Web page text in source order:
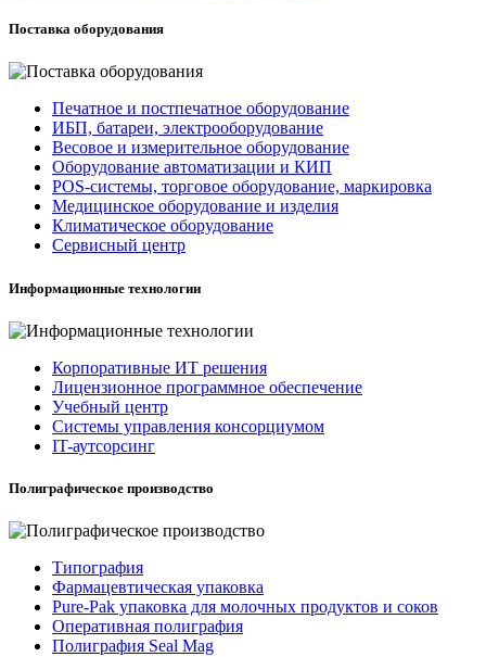
Поставка оборудования
Печатное и постпечатное оборудование
ИБП, батареи, электрооборудование
Весовое и измерительное оборудование
Оборудование автоматизации и КИП
POS-системы, торговое оборудование, маркировка
Медицинское оборудование и изделия
Климатическое оборудование
Сервисный центр
Информационные технологии
Корпоративные ИТ решения
Лицензионное программное обеспечение
Учебный центр
Системы управления консорциумом
IT-аутсорсинг
Полиграфическое производство
Типография
Фармацевтическая упаковка
Pure-Pak упаковка для молочных продуктов и соков
Оперативная полиграфия
Полиграфия Seal Mag